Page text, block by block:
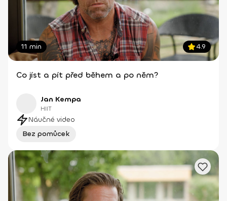
11 min 4.9
Co jíst a pít před během a po něm?
Jan Kempa
HIIT
Náučné video
Bez pomůcek